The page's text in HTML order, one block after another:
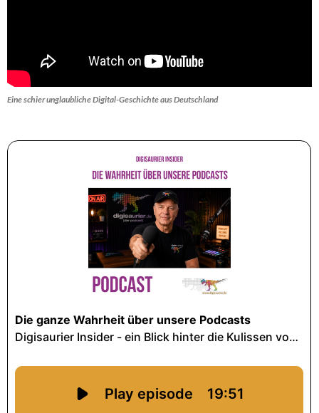
Eine schier unglaubliche Digital-Geschichte aus Deutschland